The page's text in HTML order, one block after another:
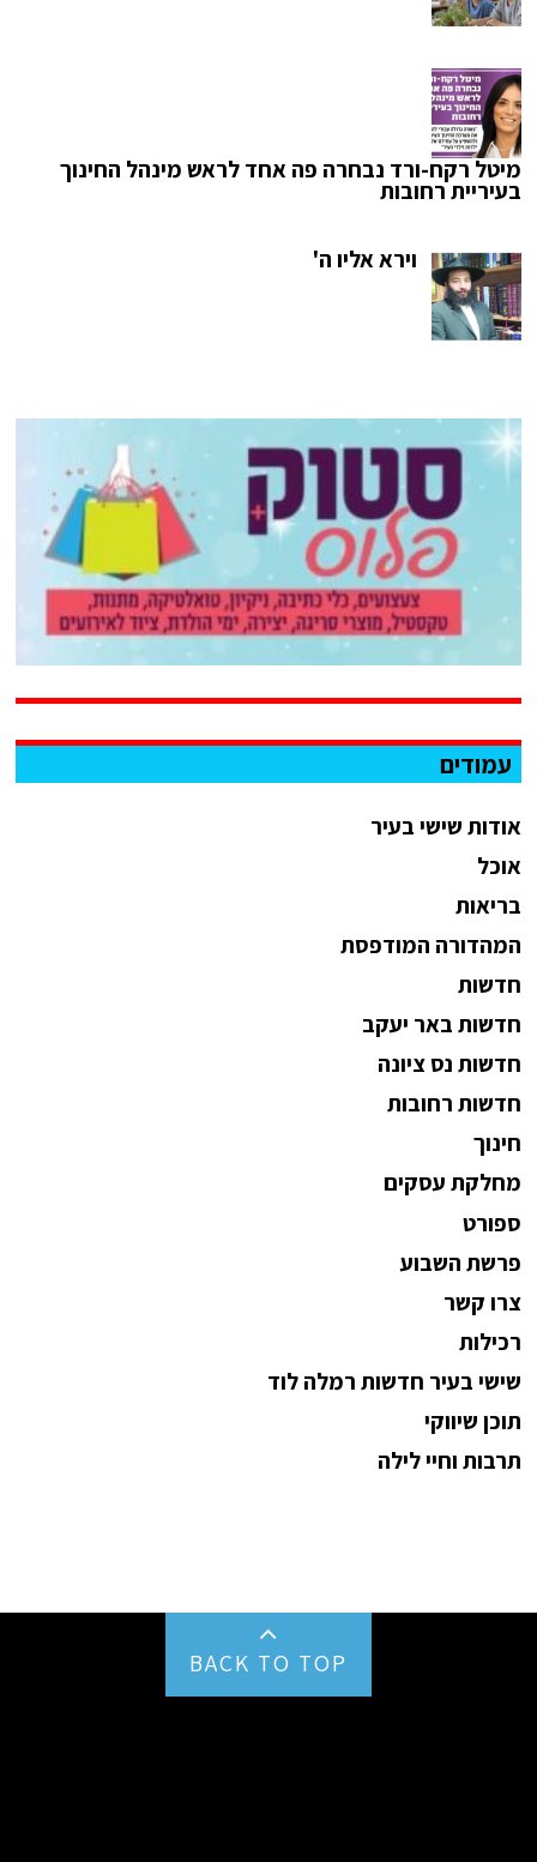
מיטל רקח-ורד נבחרה פה אחד לראש מינהל החינוך
בעיריית רחובות
וירא אליו ה'
עמודים
אודות שישי בעיר
אוכל
בריאות
המהדורה המודפסת
חדשות
חדשות באר יעקב
חדשות נס ציונה
חדשות רחובות
חינוך
מחלקת עסקים
ספורט
פרשת השבוע
צרו קשר
רכילות
שישי בעיר חדשות רמלה לוד
תוכן שיווקי
תרבות וחיי לילה
BACK TO TOP